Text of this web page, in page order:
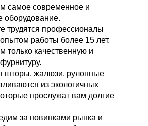
самое современное и
оборудование.
трудятся профессионалы
работы более 15 лет.
только качественную и
шторы, жалюзи, рулонные
из экологичных
прослужат вам долгие
за новинками рынка и